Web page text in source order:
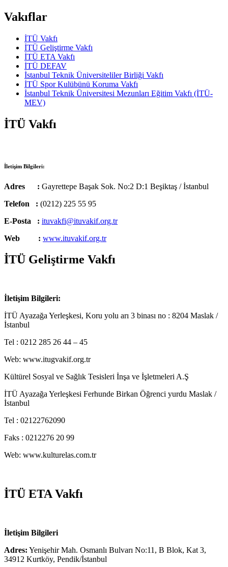
Vakıflar
İTÜ Vakfı
İTÜ Geliştirme Vakfı
İTÜ ETA Vakfı
İTÜ DEFAV
İstanbul Teknik Üniversiteliler Birliği Vakfı
İTÜ Spor Kulübünü Koruma Vakfı
İstanbul Teknik Üniversitesi Mezunları Eğitim Vakfı (İTÜ-
MEV)
İTÜ Vakfı
İletişim Bilgileri:
Adres : Gayrettepe Başak Sok. No:2 D:1 Beşiktaş / İstanbul
Telefon : (0212) 225 55 95
E-Posta : ituvakfi@ituvakif.org.tr
Web : www.ituvakif.org.tr
İTÜ Geliştirme Vakfı
İletişim Bilgileri:
İTÜ Ayazağa Yerleşkesi, Koru yolu arı 3 binası no : 8204 Maslak /
İstanbul
Tel : 0212 285 26 44 – 45
Web: www.itugvakif.org.tr
Kültürel Sosyal ve Sağlık Tesisleri İnşa ve İşletmeleri A.Ş
İTÜ Ayazağa Yerleşkesi Ferhunde Birkan Öğrenci yurdu Maslak /
İstanbul
Tel : 02122762090
Faks : 0212276 20 99
Web: www.kulturelas.com.tr
İTÜ ETA Vakfı
İletişim Bilgileri
Adres: Yenişehir Mah. Osmanlı Bulvarı No:11, B Blok, Kat 3,
34912 Kurtköy, Pendik/İstanbul